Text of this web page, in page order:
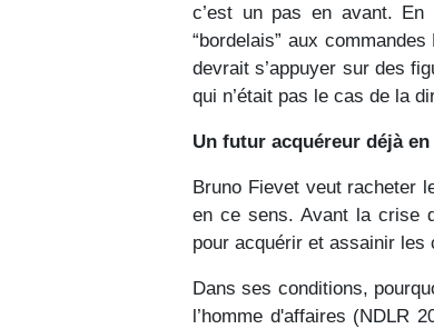
c’est un pas en avant.
“bordelais” aux
devrait s’appuyer sur des
qui n’était pas le cas de la
Un futur acquéreur déjà en
Bruno Fievet veut racheter
en ce sens. Avant la crise
pour acquérir et assainir les
Dans ses conditions,
l’homme d'affaires (NDLR